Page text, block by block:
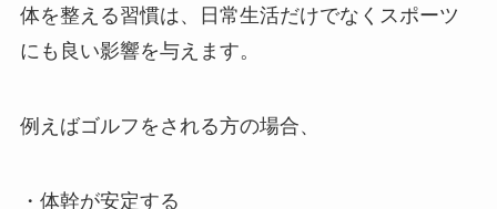
体を整える習慣は、日常生活だけでなくスポーツ
にも良い影響を与えます。
例えばゴルフをされる方の場合、
・体幹が安定する